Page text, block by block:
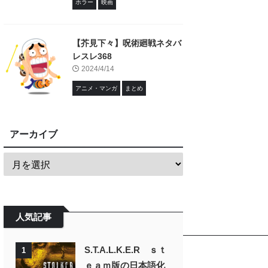
ホラー 映画
【芥見下々】呪術廻戦ネタバ
レスレ368
2024/4/14
アニメ・マンガ まとめ
アーカイブ
人気記事
1
S.T.A.L.K.E.R ｓｔ
ｅａｍ版の日本語化